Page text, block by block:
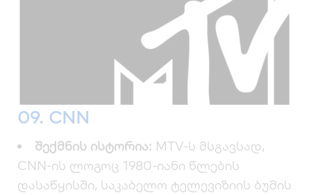
09. CNN
შექმნის ისტორია: MTV-ს მსგავსად,
CNN-ის ლოგოც 1980-იანი წლების
დასაწყისში, საკაბელო ტელევიზიის ბუმის